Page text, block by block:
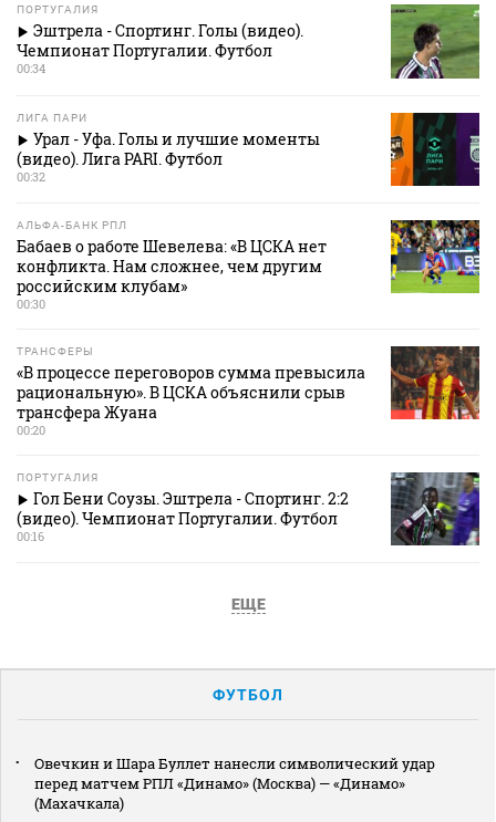
ПОРТУГАЛИЯ
Эштрела - Спортинг. Голы (видео).
Чемпионат Португалии. Футбол
00:34
ЛИГА ПАРИ
Урал - Уфа. Голы и лучшие моменты
(видео). Лига PARI. Футбол
00:32
АЛЬФА-БАНК РПЛ
Бабаев о работе Шевелева: «В ЦСКА нет
конфликта. Нам сложнее, чем другим
российским клубам»
00:30
ТРАНСФЕРЫ
«В процессе переговоров сумма превысила
рациональную». В ЦСКА объяснили срыв
трансфера Жуана
00:20
ПОРТУГАЛИЯ
Гол Бени Соузы. Эштрела - Спортинг. 2:2
(видео). Чемпионат Португалии. Футбол
00:16
ЕЩЕ
ФУТБОЛ
Овечкин и Шара Буллет нанесли символический удар
перед матчем РПЛ «Динамо» (Москва) — «Динамо»
(Махачкала)